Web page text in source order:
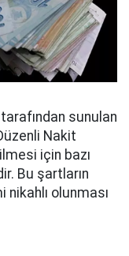
sunulan
Nakit
için bazı
Bu şartların
olunması